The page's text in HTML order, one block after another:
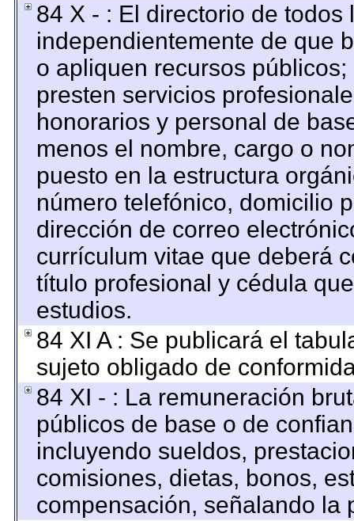
84 X - : El directorio de
independientemente de que
o apliquen recursos
presten servicios
honorarios y personal de
menos el nombre, cargo o
puesto en la estructura
número telefónico, domicilio
dirección de correo
currículum vitae que deberá
título profesional y cédula
estudios.
84 XI A : Se publicará el
sujeto obligado de
84 XI - : La remuneración
públicos de base o de
incluyendo sueldos,
comisiones, dietas, bonos,
compensación, señalando la